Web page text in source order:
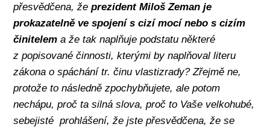
přesvědčena, že prezident Miloš Zeman je
prokazatelně ve spojení s cizí mocí nebo s cizím
činitelema že tak naplňuje podstatu některé
z popisované činnosti, kterými by naplňoval literu
zákona o spáchání tr. činu vlastizrady? Zřejmě ne,
protože to následně zpochybňujete, ale potom
nechápu, proč ta silná slova, proč to Vaše velkohubé,
sebejisté prohlášení, že jste přesvědčena, že se